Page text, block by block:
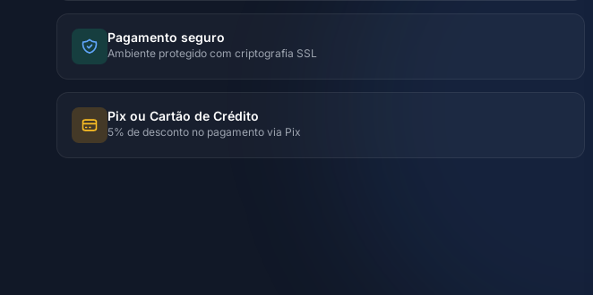
Pagamento seguro
Ambiente protegido com criptografia SSL
Pix ou Cartão de Crédito
5% de desconto no pagamento via Pix